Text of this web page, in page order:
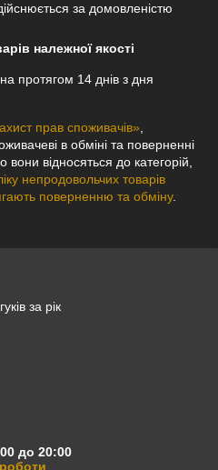
за домовленістю
належної якості
протягом 14 днів з дня
прав споживачів»
в обміні та поверненні
вони відносяться до категорій,
непродовольчих товарів
поверненню та обміну.
за рік
до 20:00